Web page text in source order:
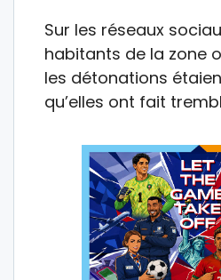
Sur les réseaux
habitants de la zone
les détonations
qu’elles ont fait